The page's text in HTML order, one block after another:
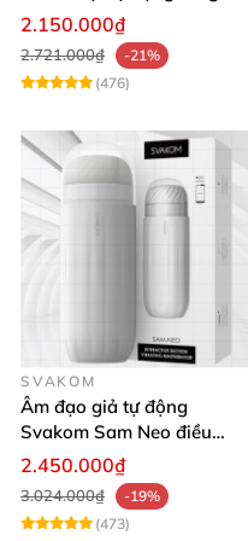
chế độ
2.150.000₫
2.721.000₫
-21%
(476)
SVAKOM
Âm đạo giả tự động
Svakom Sam Neo điều
khiển app webcam cao cấp
2.450.000₫
3.024.000₫
-19%
(473)